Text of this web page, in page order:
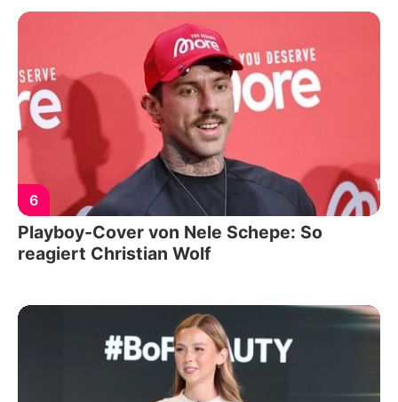
6
Playboy-Cover von Nele Schepe: So
reagiert Christian Wolf